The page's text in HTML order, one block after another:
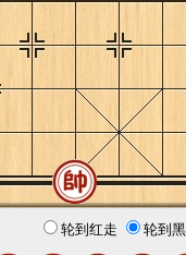
轮到红走 轮到